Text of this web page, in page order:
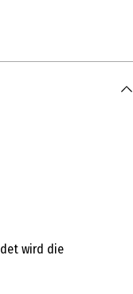
wird die